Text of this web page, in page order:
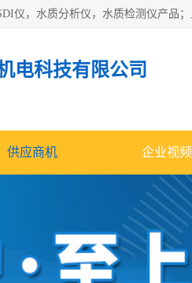
电科技有限公司
供应商机 企业视频